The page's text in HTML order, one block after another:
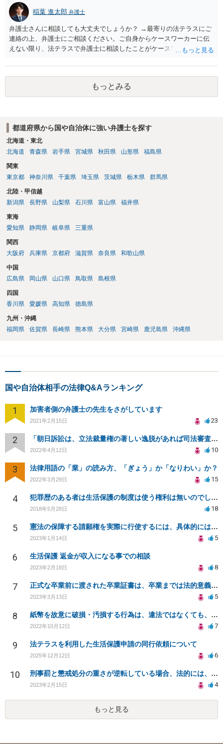
という見通しです。過去の裁判例では、父親から長期間の性的暴行を
受けていたことを理由とする氏及び名の変更が許可されたケースもあ
るので、心理的理由が全く考慮されないわけではないのですが、本件
は家族間の内輪の揉め事に過ぎないという評価を受けてしまうのでは
ないかと危惧します。 本気で申立てを考えておられるなら、手続戦略
と理論を慎重に検討する必要があると思われます。まずは、戸籍法に
詳しい弁護士へ相談された方がよいでしょう。
稲葉 進太郎 弁護士
弁護士さんに相談しても大丈夫でしょうか？ →最寄りの法テラスにご
連絡の上、弁護士にご相談ください。ご自身からケースワーカーに伝
えない限り、法テラスで弁護士に相談したことがケースワーカーに発
したことをもって保護が打ち切られれば大問題となるでしょうから、
弁護士に相談したにより打ち切りとなる可能性はあまり考えられない
もっとみる
都道府県から国や自治体に強い弁護士を探す
北海道・東北
北海道
青森県 岩手県 宮城県 秋田県 山形県 福島県
関東
東京都
神奈川県 千葉県 埼玉県 茨城県 栃木県 群馬県
北陸・甲信越
新潟県
長野県 山梨県 石川県 富山県 福井県
東海
愛知県
静岡県 岐阜県 三重県
関西
大阪府
兵庫県 京都府 滋賀県 奈良県 和歌山県
中国
広島県
岡山県 山口県 鳥取県 島根県
四国
香川県
愛媛県 高知県 徳島県
九州・沖縄
福岡県
佐賀県 長崎県 熊本県 大分県 宮崎県 鹿児島県 沖縄県
国や自治体相手の法律Q&Aランキング
1 加害者側の弁護士の先生をさがしています
2021年2月15日 23
2 「朝日訴訟は、立法裁量権の著しい逸脱があれば司法審査の可能性を認めるという判例」という説明は誤りでは
2022年4月12日 10
3 法律用語の「業」の読み方、「ぎょう」か「なりわい」か？
2022年3月29日 15
4 犯罪歴のある者は生活保護の制度は使う権利は無いのでしょうか？
2018年5月28日 18
5 憲法の保障する請願権を実際に行使するには、具体的にはどのような手続きを踏めばよいのですか？
2023年1月14日 5
6 生活保護 返金が収入になる事での相談
2023年2月18日 8
7 正式な卒業前に渡された卒業証書は、卒業までは法的意義ある？卒業証書授与後に卒業撤回されたらどうなる？
2023年3月13日 5
8 紙幣を故意に破損・汚損する行為は、違法ではなくても、「権利の濫用」や「公序良俗に反する行為」に該当？
2022年10月12日 7
9 法テラスを利用した生活保護申請の同行依頼について
2025年12月12日 6
10 刑事罰と懲戒処分の重さが逆転している場合、法的には、どちらのが罪が〝重い〟ということになるのか？
2023年2月15日 4
もっと見る